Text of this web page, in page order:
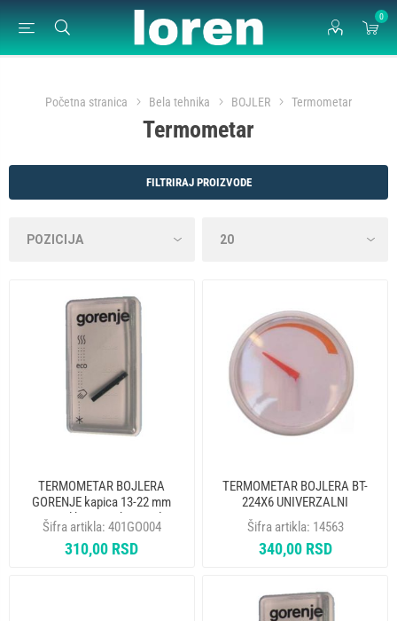
0
Početna stranica Bela tehnika BOJLER Termometar
Termometar
FILTRIRAJ PROIZVODE
TERMOMETAR BOJLERA
GORENJE kapica 13-22 mm
1613 pl kragna oko sonde
Šifra artikla: 401GO004
310,00 RSD
TERMOMETAR BOJLERA BT-
224X6 UNIVERZALNI
ALT.401LV001
Šifra artikla: 14563
340,00 RSD